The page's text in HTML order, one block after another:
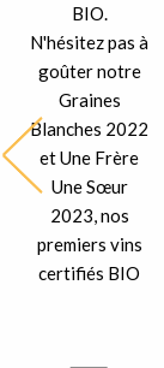
BIO.
N'hésitez pas à
goûter notre
Graines
Blanches 2022
et Une Frère
Une Sœur
2023, nos
premiers vins
certifiés BIO